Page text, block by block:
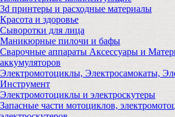
3d принтеры и расходные материалы
Красота и здоровье
Сыворотки для лица
Маникюрные пилочи и бафы
Сварочные аппараты Аксессуары и
аккумуляторов
Электромотоциклы, Электросамокаты,
Инструмент
Электромотоциклы и электроскутеры
Запасные части мотоциклов,